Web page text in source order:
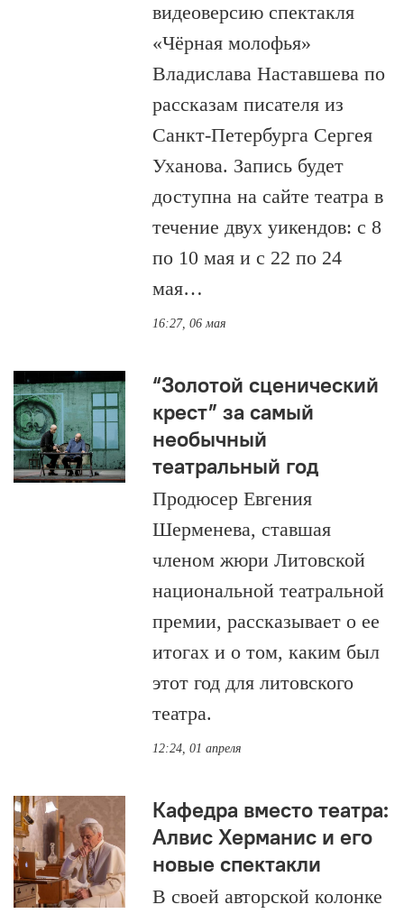
видеоверсию спектакля
«Чёрная молофья»
Владислава Наставшева по
рассказам писателя из
Санкт-Петербурга Сергея
Уханова. Запись будет
доступна на сайте театра в
течение двух уикендов: с 8
по 10 мая и с 22 по 24
мая…
16:27, 06 мая
“Золотой сценический
крест” за самый
необычный
театральный год
Продюсер Евгения
Шерменева, ставшая
членом жюри Литовской
национальной театральной
премии, рассказывает о ее
итогах и о том, каким был
этот год для литовского
театра.
12:24, 01 апреля
Кафедра вместо театра:
Алвис Херманис и его
новые спектакли
В своей авторской колонке